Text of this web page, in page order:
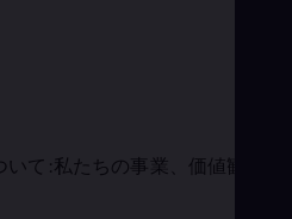
て:私たちの事業、価値観、